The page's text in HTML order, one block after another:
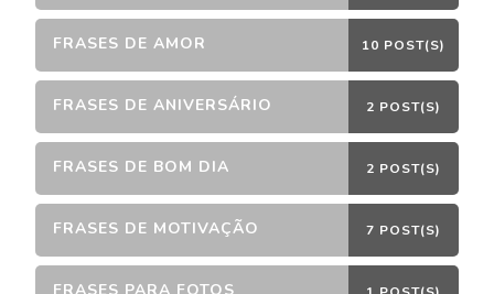
FRASES DE AMOR 10 POST(S)
FRASES DE ANIVERSÁRIO 2 POST(S)
FRASES DE BOM DIA 2 POST(S)
FRASES DE MOTIVAÇÃO 7 POST(S)